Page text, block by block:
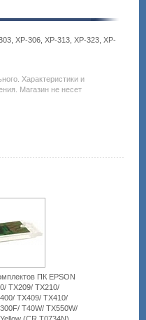
XP-306, XP-313, XP-323, XP-
Характеристики и
Магазин не несет
ПК EPSON
TX209/ TX210/
TX409/ TX410/
T40W/ TX550W/